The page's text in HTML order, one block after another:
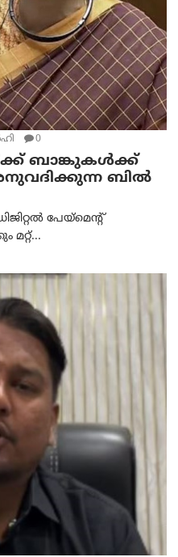
0
ബാങ്കുകൾക്ക്
ബിൽ
പേയ്‌മെന്റ്